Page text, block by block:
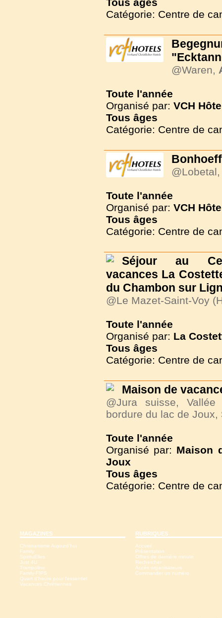
Catégorie: Centre de
@Waren,
Toute l'année
Organisé par: VCH
Tous âges
Catégorie: Centre de
Toute l'année
Organisé par: VCH
Tous âges
Catégorie: Centre de
Séjour au
vacances La
du Chambon sur
@Le Mazet-Saint-Voy
Toute l'année
Organisé par: La
Tous âges
Catégorie: Centre de
Maison de
@Jura suisse,
bordure du lac de Joux,
Toute l'année
Organisé par: Maison
Joux
Tous âges
Catégorie: Centre de
MAGAZINES
Christianisme Aujourd'hui
Family
SpirituElles
Just 4U
Trampoline
Family-FIPS
Quart d'heure pour l'essentiel
Vacances Chrétiennes
RUBRIQUES
Accueil
Présentation
Offres de dernière minute
Rechercher
Accès organisateurs
Commander un numéro